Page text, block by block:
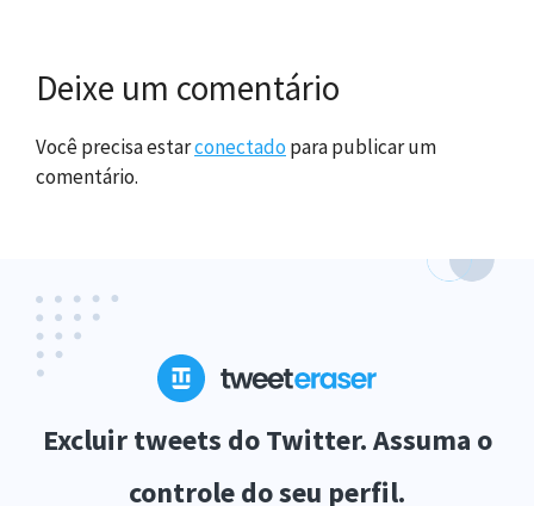
Deixe um comentário
Você precisa estarconectado para publicar um
comentário.
Excluir tweets do Twitter. Assuma o
controle do seu perfil.